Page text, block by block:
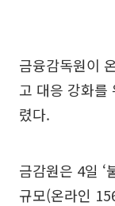
금융감독원이
고 대응 강화를
렸다.
금감원은 4일 ‘
규모(온라인